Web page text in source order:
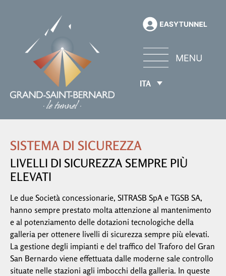
ITA
SISTEMA DI SICUREZZA
LIVELLI DI SICUREZZA SEMPRE PIÙ
ELEVATI
Le due Società concessionarie, SITRASB SpA e TGSB SA,
hanno sempre prestato molta attenzione al mantenimento
e al potenziamento delle dotazioni tecnologiche della
galleria per ottenere livelli di sicurezza sempre più elevati.
La gestione degli impianti e del traffico del Traforo del Gran
San Bernardo viene effettuata dalle moderne sale controllo
situate nelle stazioni agli imbocchi della galleria. In queste